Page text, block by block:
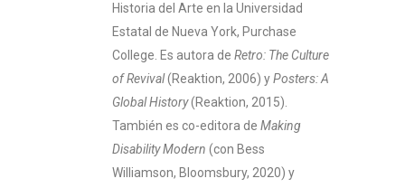
Historia del Arte en la Universidad
Estatal de Nueva York, Purchase
College. Es autora de Retro: The Culture
of Revival(Reaktion, 2006) yPosters: A
Global History(Reaktion, 2015).
También es co-editora de Making
Disability Modern (con Bess
Williamson, Bloomsbury, 2020) y